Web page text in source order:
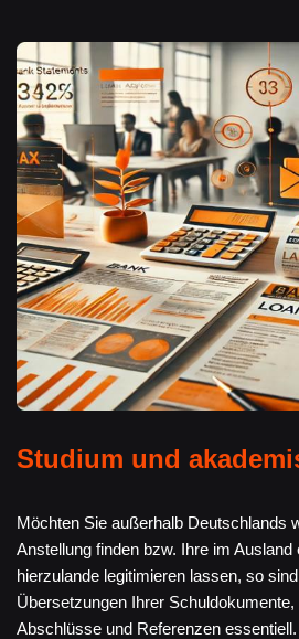
Studium und
Möchten Sie außerhalb Deutschlands
Anstellung finden bzw. Ihre im
hierzulande legitimieren lassen, so
Übersetzungen Ihrer
Abschlüsse und Referenzen essentiell.